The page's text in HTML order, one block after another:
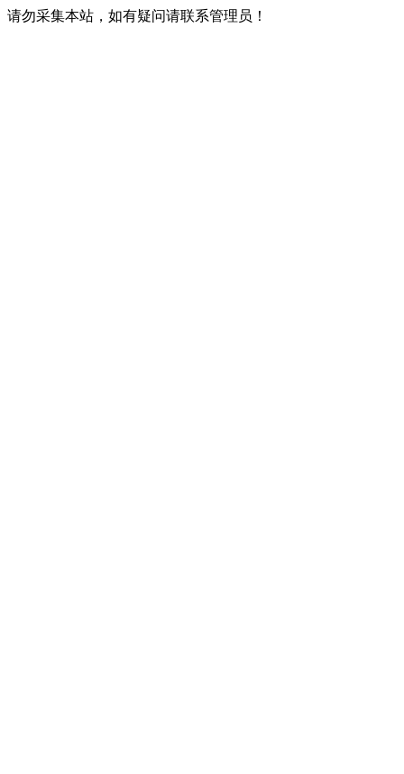
请勿采集本站，如有疑问请联系管理员！